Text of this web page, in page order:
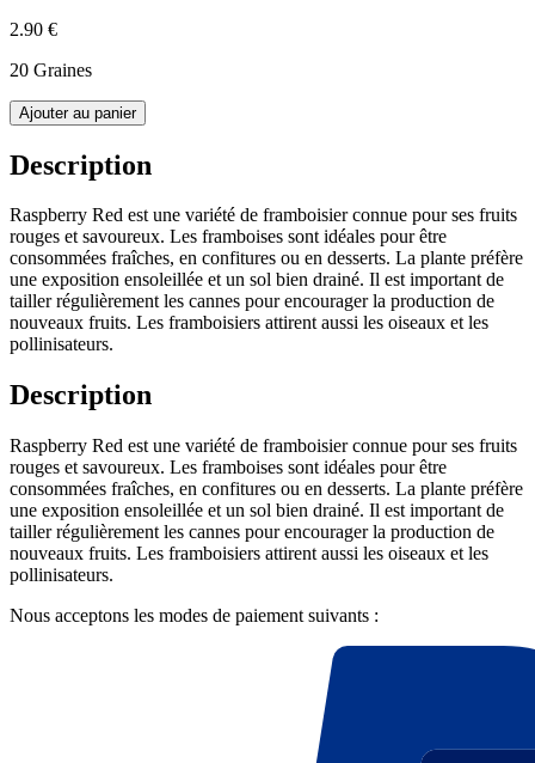
2.90 €
20 Graines
Ajouter au panier
Description
Raspberry Red est une variété de framboisier connue pour ses fruits
rouges et savoureux. Les framboises sont idéales pour être
consommées fraîches, en confitures ou en desserts. La plante préfère
une exposition ensoleillée et un sol bien drainé. Il est important de
tailler régulièrement les cannes pour encourager la production de
nouveaux fruits. Les framboisiers attirent aussi les oiseaux et les
pollinisateurs.
Description
Raspberry Red est une variété de framboisier connue pour ses fruits
rouges et savoureux. Les framboises sont idéales pour être
consommées fraîches, en confitures ou en desserts. La plante préfère
une exposition ensoleillée et un sol bien drainé. Il est important de
tailler régulièrement les cannes pour encourager la production de
nouveaux fruits. Les framboisiers attirent aussi les oiseaux et les
pollinisateurs.
Nous acceptons les modes de paiement suivants :